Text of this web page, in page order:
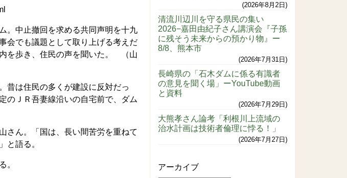
。中止撤回を求める共同声明を十九
会でも議題として取り上げる考えだ
を歩き、住民の声を聞いた。 （山
昔は住民の多くが建設に反対だっ
のＪＲ吾妻線沿いの自宅前で、ダム
さん。「国は、長い間苦労を重ねて
と語る。
。
2026年8月2日
清流川辺川を守る県民の集い
2026−嘉田由紀子さん講演会『子孫
に残そう未来からの預かり物』ー
8/8、熊本市
2026年7月31日
長崎県の「石木ダムに係る有識者
の意見を聞く場」ーYouTube動画
と資料
2026年7月29日
大熊孝さん論考「利根川上流域の
治水計画は技術者倫理に悖る！」
2026年7月27日
アーカイブ